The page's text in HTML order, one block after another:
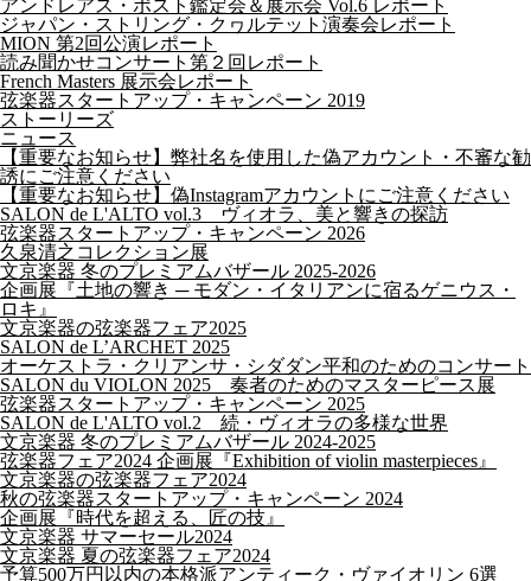
アンドレアス・ポスト鑑定会＆展示会 Vol.6 レポート
ジャパン・ストリング・クヮルテット演奏会レポート
MION 第2回公演レポート
読み聞かせコンサート第２回レポート
French Masters 展示会レポート
弦楽器スタートアップ・キャンペーン 2019
ストーリーズ
ニュース
【重要なお知らせ】弊社名を使用した偽アカウント・不審な勧
誘にご注意ください
【重要なお知らせ】偽Instagramアカウントにご注意ください
SALON de L'ALTO vol.3 ヴィオラ、美と響きの探訪
弦楽器スタートアップ・キャンペーン 2026
久泉清之コレクション展
文京楽器 冬のプレミアムバザール 2025-2026
企画展『土地の響き ─ モダン・イタリアンに宿るゲニウス・
ロキ』
文京楽器の弦楽器フェア2025
SALON de L’ARCHET 2025
オーケストラ・クリアンサ・シダダン平和のためのコンサート
SALON du VIOLON 2025 奏者のためのマスターピース展
弦楽器スタートアップ・キャンペーン 2025
SALON de L'ALTO vol.2 続・ヴィオラの多様な世界
文京楽器 冬のプレミアムバザール 2024-2025
弦楽器フェア2024 企画展『Exhibition of violin masterpieces』
文京楽器の弦楽器フェア2024
秋の弦楽器スタートアップ・キャンペーン 2024
企画展『時代を超える、匠の技』
文京楽器 サマーセール2024
文京楽器 夏の弦楽器フェア2024
予算500万円以内の本格派アンティーク・ヴァイオリン 6選